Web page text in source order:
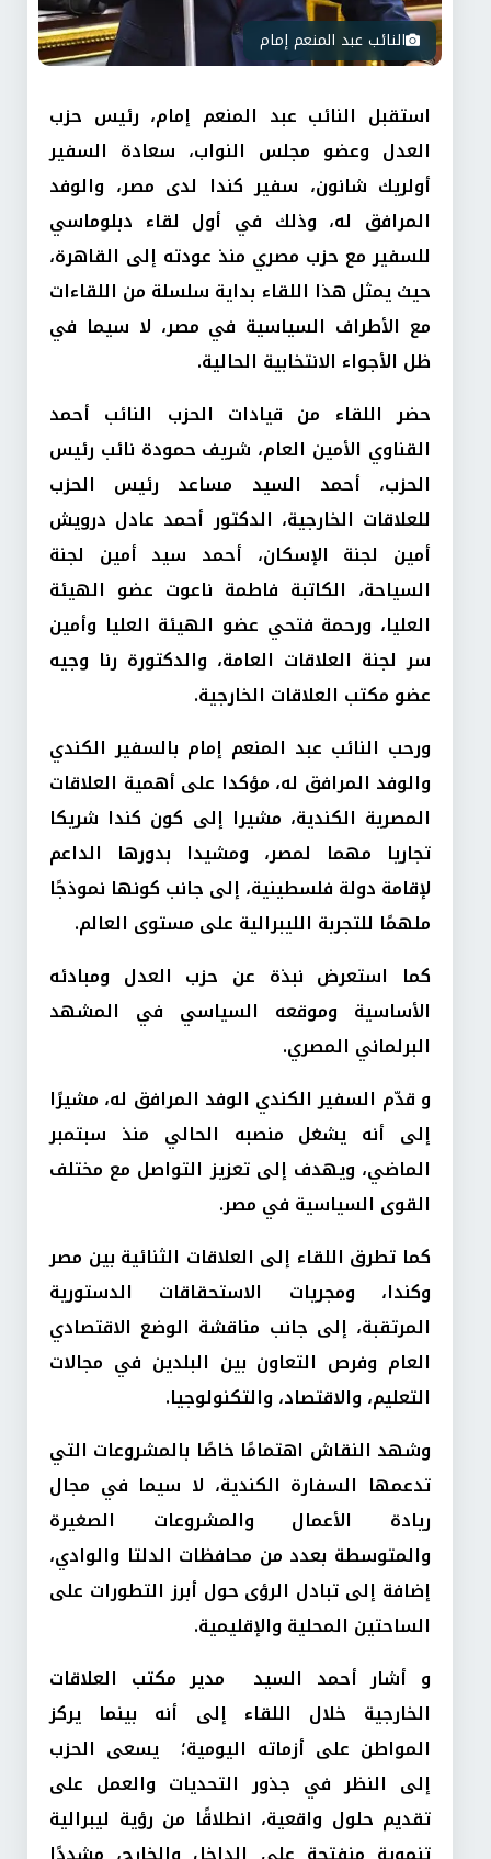
النائب عبد المنعم إمام
استقبل النائب عبد المنعم إمام، رئيس حزب
العدل وعضو مجلس النواب، سعادة السفير
أولريك شانون، سفير كندا لدى مصر، والوفد
المرافق له، وذلك في أول لقاء دبلوماسي
للسفير مع حزب مصري منذ عودته إلى القاهرة،
حيث يمثل هذا اللقاء بداية سلسلة من اللقاءات
مع الأطراف السياسية في مصر، لا سيما في
ظل الأجواء الانتخابية الحالية.
حضر اللقاء من قيادات الحزب النائب أحمد
القناوي الأمين العام، شريف حمودة نائب رئيس
الحزب، أحمد السيد مساعد رئيس الحزب
للعلاقات الخارجية، الدكتور أحمد عادل درويش
أمين لجنة الإسكان، أحمد سيد أمين لجنة
السياحة، الكاتبة فاطمة ناعوت عضو الهيئة
العليا، ورحمة فتحي عضو الهيئة العليا وأمين
سر لجنة العلاقات العامة، والدكتورة رنا وجيه
عضو مكتب العلاقات الخارجية.
ورحب النائب عبد المنعم إمام بالسفير الكندي
والوفد المرافق له، مؤكدا على أهمية العلاقات
المصرية الكندية، مشيرا إلى كون كندا شريكا
تجاريا مهما لمصر، ومشيدا بدورها الداعم
لإقامة دولة فلسطينية، إلى جانب كونها نموذجًا
ملهمًا للتجربة الليبرالية على مستوى العالم.
كما استعرض نبذة عن حزب العدل ومبادئه
الأساسية وموقعه السياسي في المشهد
البرلماني المصري.
و قدّم السفير الكندي الوفد المرافق له، مشيرًا
إلى أنه يشغل منصبه الحالي منذ سبتمبر
الماضي، ويهدف إلى تعزيز التواصل مع مختلف
القوى السياسية في مصر.
كما تطرق اللقاء إلى العلاقات الثنائية بين مصر
وكندا، ومجريات الاستحقاقات الدستورية
المرتقبة، إلى جانب مناقشة الوضع الاقتصادي
العام وفرص التعاون بين البلدين في مجالات
التعليم، والاقتصاد، والتكنولوجيا.
وشهد النقاش اهتمامًا خاصًا بالمشروعات التي
تدعمها السفارة الكندية، لا سيما في مجال
ريادة الأعمال والمشروعات الصغيرة
والمتوسطة بعدد من محافظات الدلتا والوادي،
إضافة إلى تبادل الرؤى حول أبرز التطورات على
الساحتين المحلية والإقليمية.
و أشار أحمد السيد مدير مكتب العلاقات
الخارجية خلال اللقاء إلى أنه بينما يركز
المواطن على أزماته اليومية؛ يسعى الحزب
إلى النظر في جذور التحديات والعمل على
تقديم حلول واقعية، انطلاقًا من رؤية ليبرالية